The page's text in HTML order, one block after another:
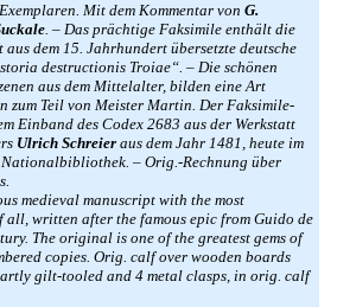
Mit dem Kommentar von G.
. – Das prächtige Faksimile enthält die
dem 15. Jahrhundert übersetzte deutsche
destructionis Troiae“. – Die schönen
aus dem Mittelalter, bilden eine Art
zum Teil von Meister Martin. Der Faksimile-
Einband des Codex 2683 aus der Werkstatt
Ulrich Schreier aus dem Jahr 1481, heute im
– Orig.-Rechnung über
medieval manuscript with the most
all, written after the famous epic from Guido de
The original is one of the greatest gems of
copies. Orig. calf over wooden boards
gilt-tooled and 4 metal clasps, in orig. calf